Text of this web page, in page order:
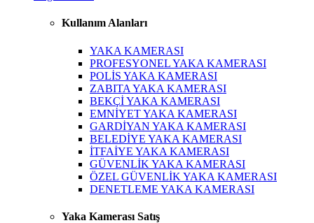
Kullanım Alanları
YAKA KAMERASI
PROFESYONEL YAKA KAMERASI
POLİS YAKA KAMERASI
ZABITA YAKA KAMERASI
BEKÇİ YAKA KAMERASI
EMNİYET YAKA KAMERASI
GARDİYAN YAKA KAMERASI
BELEDİYE YAKA KAMERASI
İTFAİYE YAKA KAMERASI
GÜVENLİK YAKA KAMERASI
ÖZEL GÜVENLİK YAKA KAMERASI
DENETLEME YAKA KAMERASI
Yaka Kamerası Satış